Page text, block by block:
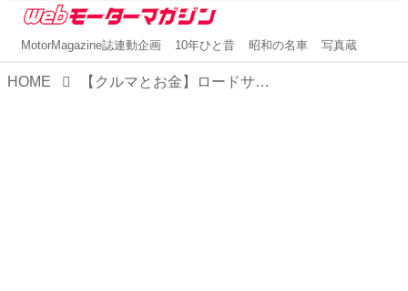
MotorMagazine誌連動企画 10年ひと昔 昭和の名車 写真蔵
HOME 【クルマとお金】ロードサービスを考える。JAFが必要？ それとも自動車保険付帯サービスで十分？